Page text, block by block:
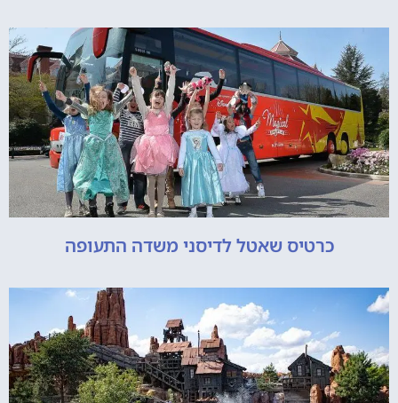
כרטיס שאטל לדיסני משדה התעופה